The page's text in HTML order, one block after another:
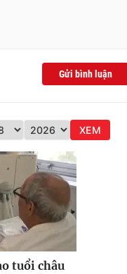
Gửi bình luận
XEM
tuổi châu